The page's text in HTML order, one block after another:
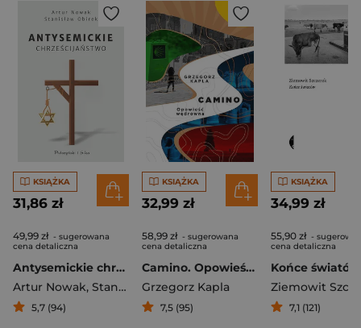
KSIĄŻKA
31,86 zł
49,99 zł - sugerowana
cena detaliczna
Antysemickie chrześcijaństwo
Artur Nowak, Stanisław Obirek
5,7 (94)
KSIĄŻKA
32,99 zł
58,99 zł - sugerowana
cena detaliczna
Camino. Opowieść wędrowna
Grzegorz Kapla
7,5 (95)
KSIĄŻKA
34,99 zł
55,90 zł -
cena detaliczna
Końce światów
Ziemowit
7,1 (121)